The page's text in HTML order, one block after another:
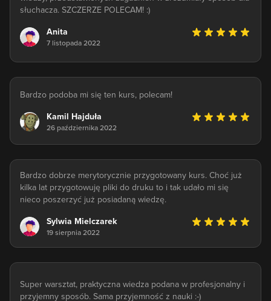
słuchacza. SZCZERZE POLECAM! :)
Anita
7 listopada 2022
Bardzo podoba mi się ten kurs, polecam!
Kamil Hajduła
26 października 2022
Bardzo dobrze merytorycznie przygotowany kurs. Choć już
kilka lat przygotowuję pliki do druku to i tak udało mi się
nieco poszerzyć już posiadaną wiedzę.
Sylwia Mielczarek
19 sierpnia 2022
Super warsztat, praktyczna wiedza podana w profesjonalny i
przyjemny sposób. Sama przyjemność z nauki :-)